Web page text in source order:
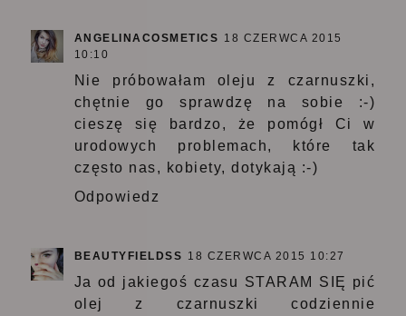
ANGELINACOSMETICS 18 CZERWCA 2015
10:10
Nie próbowałam oleju z czarnuszki,
chętnie go sprawdzę na sobie :-)
cieszę się bardzo, że pomógł Ci w
urodowych problemach, które tak
często nas, kobiety, dotykają :-)
Odpowiedz
BEAUTYFIELDSS 18 CZERWCA 2015 10:27
Ja od jakiegoś czasu STARAM SIĘ pić
olej z czarnuszki codziennie